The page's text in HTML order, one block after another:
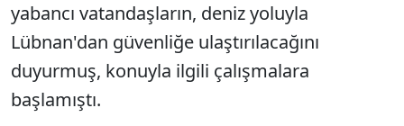
yabancı vatandaşların, deniz yoluyla
Lübnan'dan güvenliğe ulaştırılacağını
duyurmuş, konuyla ilgili çalışmalara
başlamıştı.